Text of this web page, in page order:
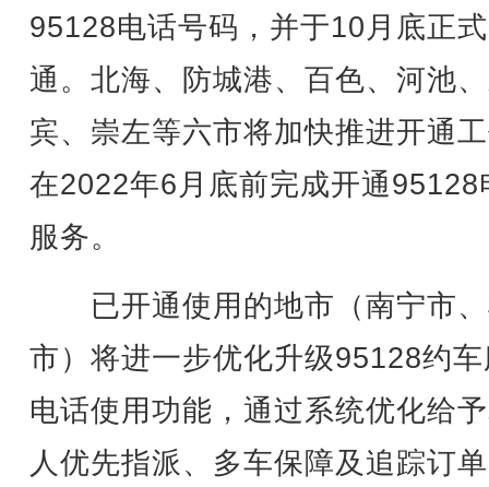
95128电话号码，并于10月底正
通。北海、防城港、百色、河池
宾、崇左等六市将加快推进开通
在2022年6月底前完成开通95128
服务。
已开通使用的地市（南宁市
市）将进一步优化升级95128约
电话使用功能，通过系统优化给
人优先指派、多车保障及追踪订